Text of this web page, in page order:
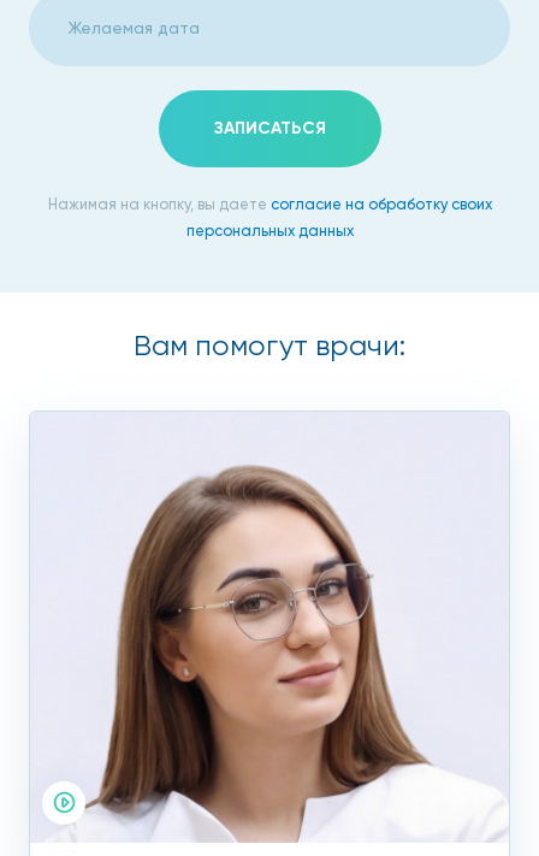
ЗАПИСАТЬСЯ
Нажимая на кнопку, вы даете согласие на обработку своих
персональных данных
Вам помогут врачи: